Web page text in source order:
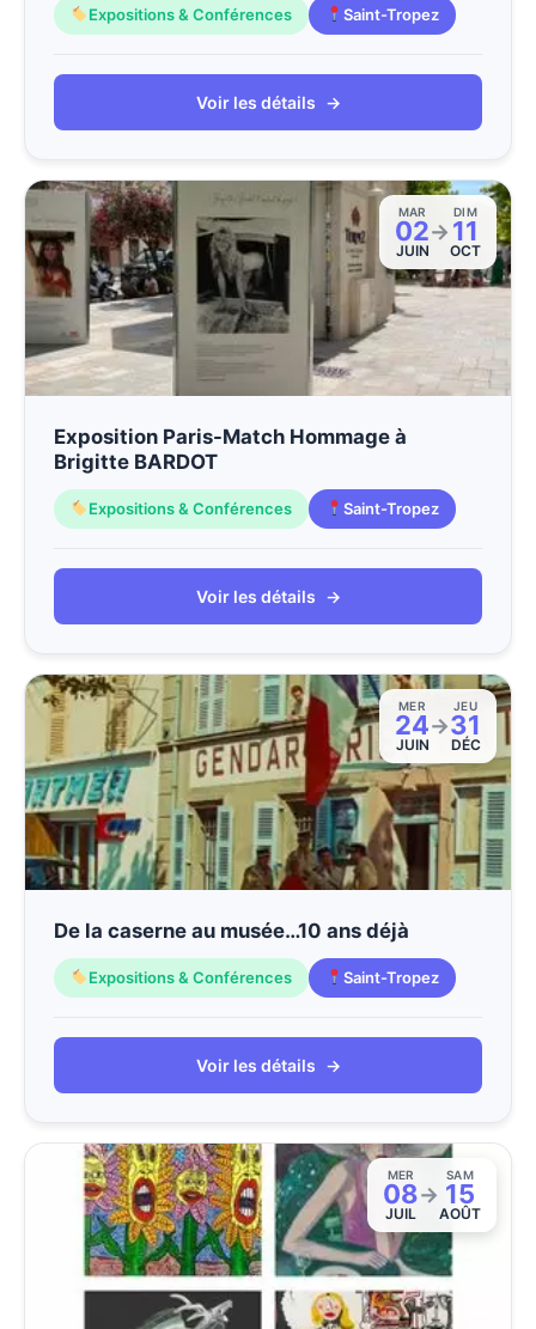
Expositions & Conférences Saint-Tropez
Voir les détails →
MAR
02
JUIN
→
DIM
11
OCT
Exposition Paris-Match Hommage à
Brigitte BARDOT
Expositions & Conférences Saint-Tropez
Voir les détails →
MER
24
JUIN
→
JEU
31
DÉC
De la caserne au musée…10 ans déjà
Expositions & Conférences Saint-Tropez
Voir les détails →
MER
08
JUIL
→
SAM
15
AOÛT